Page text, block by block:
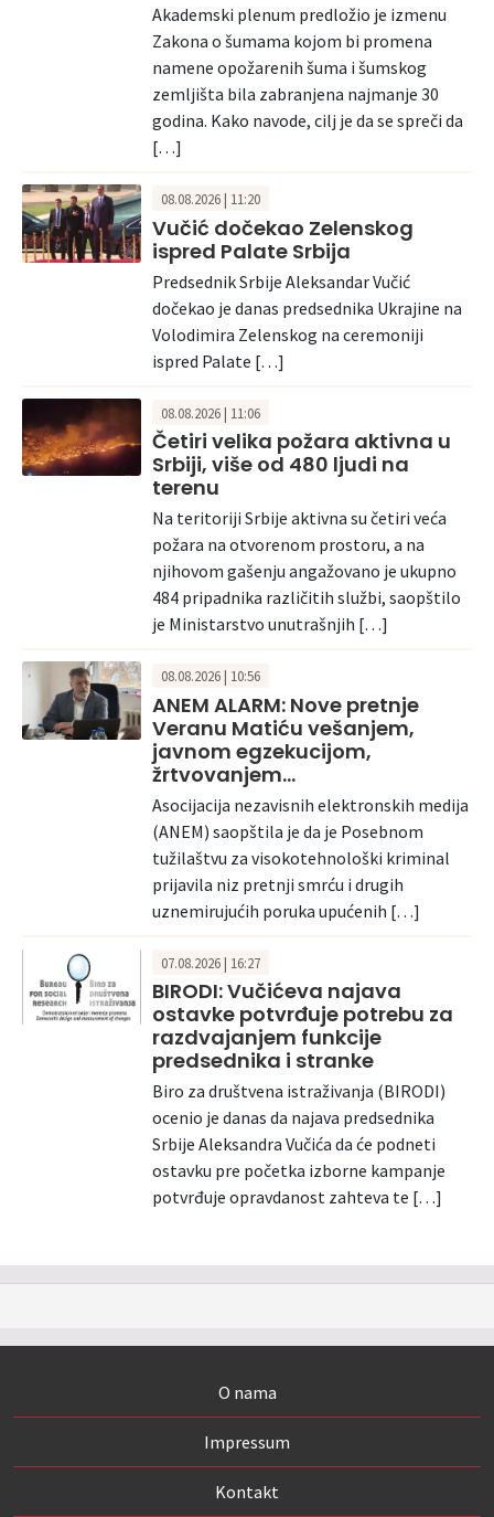
Akademski plenum predložio je izmenu
Zakona o šumama kojom bi promena
namene opožarenih šuma i šumskog
zemljišta bila zabranjena najmanje 30
godina. Kako navode, cilj je da se spreči da
[…]
08.08.2026 | 11:20
Vučić dočekao Zelenskog
ispred Palate Srbija
Predsednik Srbije Aleksandar Vučić
dočekao je danas predsednika Ukrajine na
Volodimira Zelenskog na ceremoniji
ispred Palate […]
08.08.2026 | 11:06
Četiri velika požara aktivna u
Srbiji, više od 480 ljudi na
terenu
Na teritoriji Srbije aktivna su četiri veća
požara na otvorenom prostoru, a na
njihovom gašenju angažovano je ukupno
484 pripadnika različitih službi, saopštilo
je Ministarstvo unutrašnjih […]
08.08.2026 | 10:56
ANEM ALARM: Nove pretnje
Veranu Matiću vešanjem,
javnom egzekucijom,
žrtvovanjem…
Asocijacija nezavisnih elektronskih medija
(ANEM) saopštila je da je Posebnom
tužilaštvu za visokotehnološki kriminal
prijavila niz pretnji smrću i drugih
uznemirujućih poruka upućenih […]
07.08.2026 | 16:27
BIRODI: Vučićeva najava
ostavke potvrđuje potrebu za
razdvajanjem funkcije
predsednika i stranke
Biro za društvena istraživanja (BIRODI)
ocenio je danas da najava predsednika
Srbije Aleksandra Vučića da će podneti
ostavku pre početka izborne kampanje
potvrđuje opravdanost zahteva te […]
O nama
Impressum
Kontakt